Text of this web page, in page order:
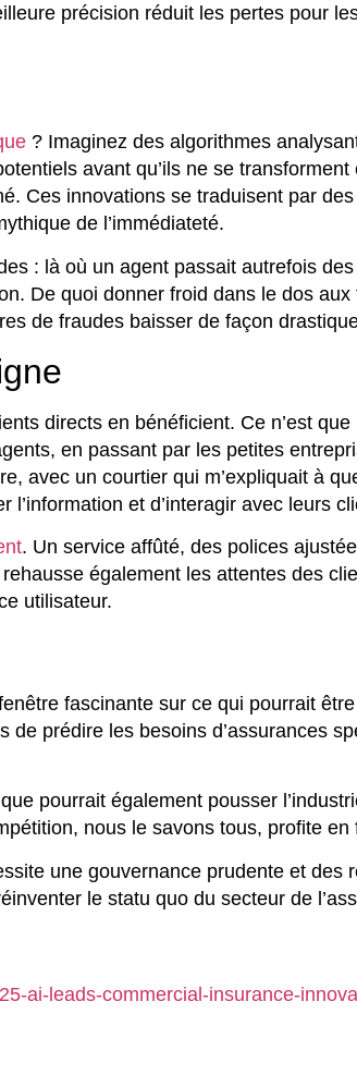
précision réduit les pertes pour
? Imaginez des algorithmes
avant qu’ils ne se
Ces innovations se traduisent par
de l’immédiateté.
: là où un agent passait autrefois
De quoi donner froid dans le dos
de fraudes baisser de façon
directs en bénéficient. Ce n’est
en passant par les petites
avec un courtier qui m’expliquait à
l’information et d’interagir avec leurs
. Un service affûté, des polices
également les attentes des
utilisateur.
fascinante sur ce qui pourrait
de prédire les besoins d’assurances
pourrait également pousser
nous le savons tous, profite
une gouvernance prudente et
le statu quo du secteur de
ai-leads-commercial-insurance-